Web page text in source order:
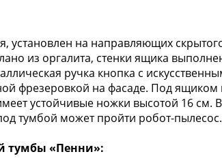
установлен на направляющих
из оргалита, стенки ящика
ручка кнопка с
фрезеровкой на фасаде. Под ящиком
устойчивые ножки высотой 16 см.
тумбой может пройти робот-пылесос.
тумбы «Пенни»: